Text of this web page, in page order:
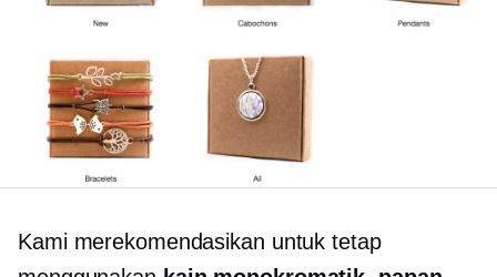
Kami merekomendasikan untuk tetap